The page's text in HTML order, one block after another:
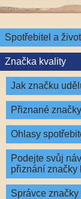
Spotřebitel a
Značka kvality
Jak značku
Přiznané
Ohlasy
Podejte svůj
přiznání značky
Správce značky